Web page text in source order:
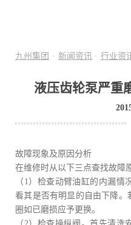
九州集团 · 新闻资讯 · 行业资
液压齿轮泵严重
故障现象及原因分析
在维修时从以下三点查找故障
（1）检查动臂油缸的内漏情
看其是否有明显的自由下降
圈如已磨损应予更换。